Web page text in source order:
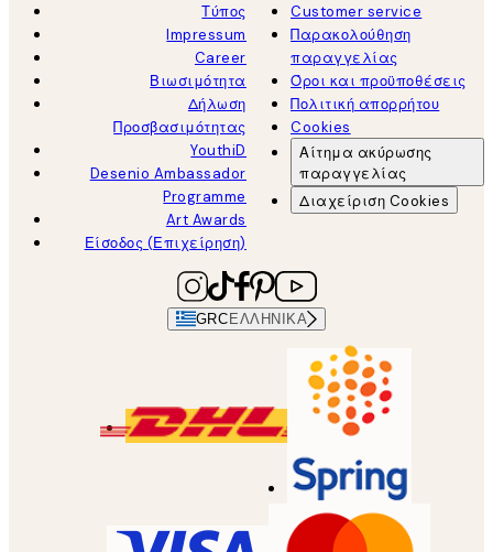
Τύπος
Impressum
Career
Βιωσιμότητα
Δήλωση
Προσβασιμότητας
YouthiD
Desenio Ambassador
Programme
Art Awards
Είσοδος (Επιχείρηση)
Customer service
Παρακολούθηση
παραγγελίας
Όροι και προϋποθέσεις
Πολιτική απορρήτου
Cookies
Αίτημα ακύρωσης
παραγγελίας
Διαχείριση Cookies
GRC ΕΛΛΗΝΙΚΆ